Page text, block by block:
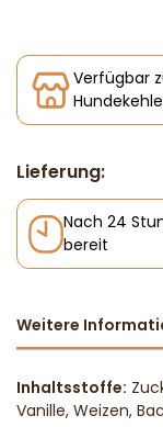
Verfügbar
Lieferung:
Nach 24
bereit
Weitere
Inhaltsstoffe:
Vanille, Weizen,